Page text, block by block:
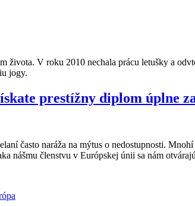
života. V roku 2010 nechala prácu letušky a
jogy.
prestížny diplom úplne
často naráža na mýtus o nedostupnosti.
nášmu členstvu v Európskej únii sa nám